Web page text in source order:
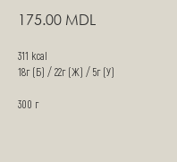
175.00 MDL
311 kcal
18г (Б) / 22г (Ж) / 5г (У)
300 г